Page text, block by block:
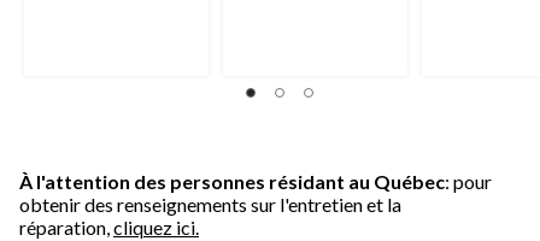
À l'attention des personnes résidant au Québec: pour
obtenir des renseignements sur l'entretien et la
réparation,cliquez ici.